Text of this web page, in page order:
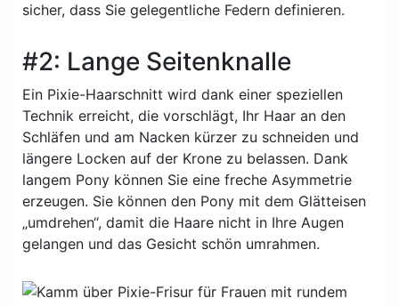
sicher, dass Sie gelegentliche Federn definieren.
#2: Lange Seitenknalle
Ein Pixie-Haarschnitt wird dank einer speziellen
Technik erreicht, die vorschlägt, Ihr Haar an den
Schläfen und am Nacken kürzer zu schneiden und
längere Locken auf der Krone zu belassen. Dank
langem Pony können Sie eine freche Asymmetrie
erzeugen. Sie können den Pony mit dem Glätteisen
„umdrehen“, damit die Haare nicht in Ihre Augen
gelangen und das Gesicht schön umrahmen.